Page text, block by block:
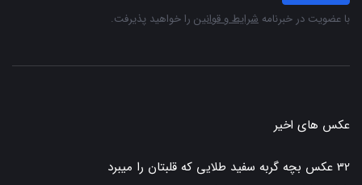
با عضویت در خبرنامه شرایط و قوانین را خواهید پذیرفت.
عکس های اخیر
32 عکس بچه گربه سفید طلایی که قلبتان را میبرد